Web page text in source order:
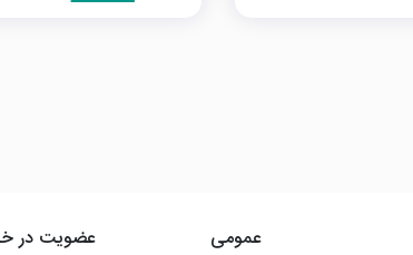
عضویت در
عمومی